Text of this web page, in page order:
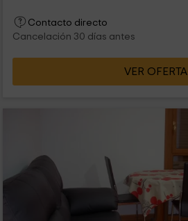
Contacto directo
Cancelación 30 días antes
VER OFERTA